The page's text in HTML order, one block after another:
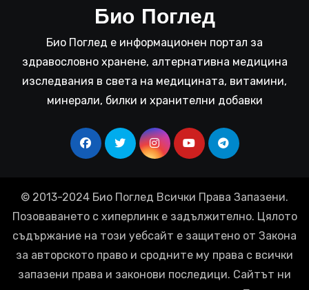
Био Поглед
Био Поглед е информационен портал за
здравословно хранене, алтернативна медицина
изследвания в света на медицината, витамини,
минерали, билки и хранителни добавки
© 2013-2024 Био Поглед Всички Права Запазени.
Позоваването с хиперлинк е задължително. Цялото
съдържание на този уебсайт е защитено от Закона
за авторското право и сродните му права с всички
запазени права и законови последици. Сайтът ни